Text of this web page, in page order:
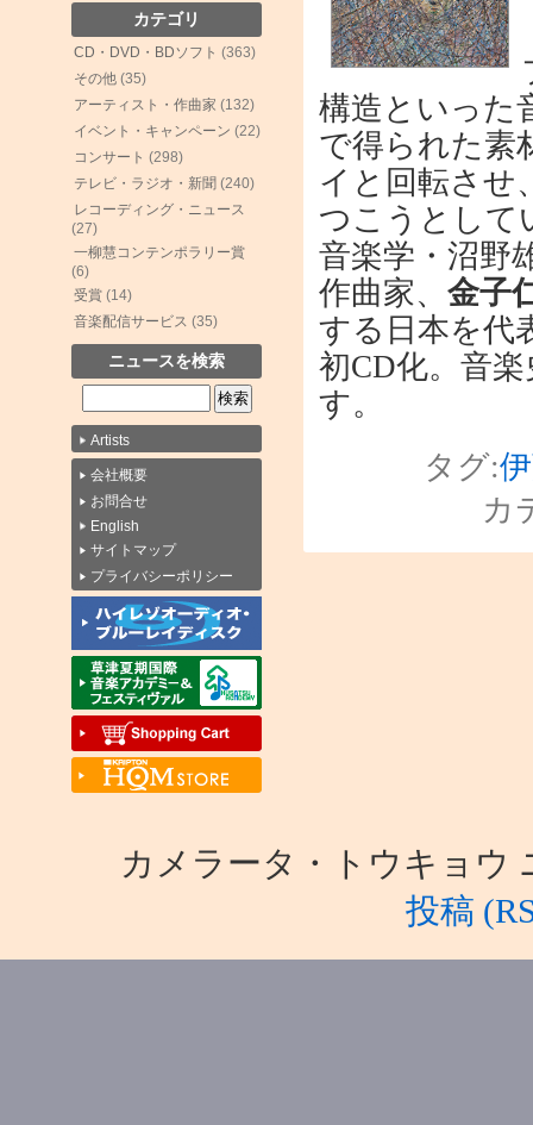
カテゴリ
CD・DVD・BDソフト (363)
その他 (35)
アーティスト・作曲家 (132)
イベント・キャンペーン (22)
コンサート (298)
テレビ・ラジオ・新聞 (240)
レコーディング・ニュース
(27)
一柳慧コンテンポラリー賞
(6)
受賞 (14)
音楽配信サービス (35)
ニュースを検索
Artists
会社概要
お問合せ
English
サイトマップ
プライバシーポリシー
構造といった
で得られた素
イと回転させ
つこうとして
音楽学・沼野
作曲家、 金子
する日本を代
初CD化。音
す。
タグ:
カ
カメラータ・トウキョウ
投稿